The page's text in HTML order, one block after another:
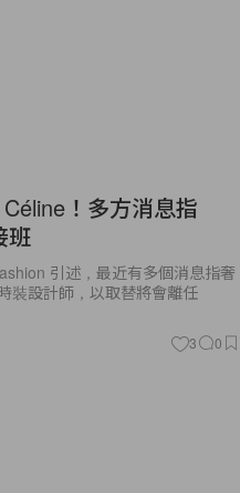
！多方消息指
班
引述，最近有多個消息指奢
裝設計師，以取替將會離任
3 0